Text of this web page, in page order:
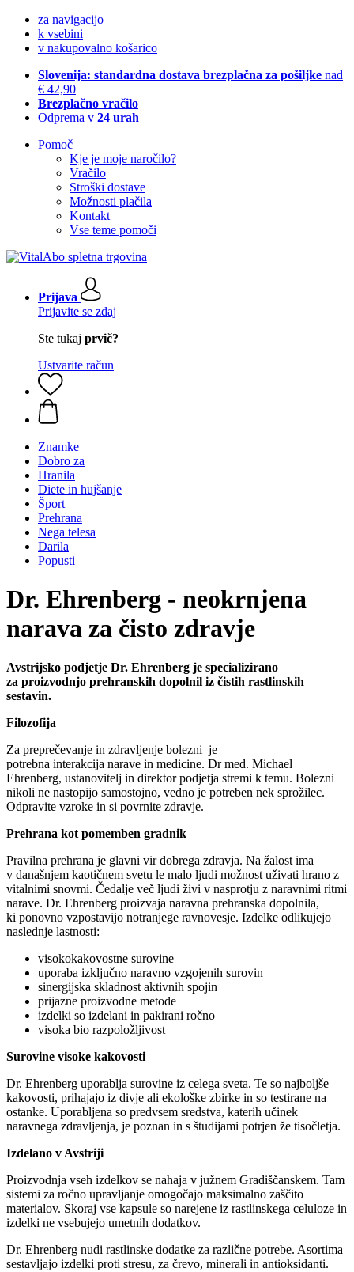
za navigacijo
k vsebini
v nakupovalno košarico
Slovenija: standardna dostava brezplačna za pošiljke nad
€ 42,90
Brezplačno vračilo
Odprema v 24 urah
Pomoč
Kje je moje naročilo?
Vračilo
Stroški dostave
Možnosti plačila
Kontakt
Vse teme pomoči
Prijava
Prijavite se zdaj
Ste tukaj prvič?
Ustvarite račun
Znamke
Dobro za
Hranila
Diete in hujšanje
Šport
Prehrana
Nega telesa
Darila
Popusti
Dr. Ehrenberg - neokrnjena
narava za čisto zdravje
Avstrijsko podjetje Dr. Ehrenberg je specializirano
za proizvodnjo prehranskih dopolnil iz čistih rastlinskih
sestavin.
Filozofija
Za preprečevanje in zdravljenje bolezni je
potrebna interakcija narave in medicine. Dr med. Michael
Ehrenberg, ustanovitelj in direktor podjetja stremi k temu. Bolezni
nikoli ne nastopijo samostojno, vedno je potreben nek sprožilec.
Odpravite vzroke in si povrnite zdravje.
Prehrana kot pomemben gradnik
Pravilna prehrana je glavni vir dobrega zdravja. Na žalost ima
v današnjem kaotičnem svetu le malo ljudi možnost uživati hrano z
vitalnimi snovmi. Čedalje več ljudi živi v nasprotju z naravnimi ritmi
narave. Dr. Ehrenberg proizvaja naravna prehranska dopolnila,
ki ponovno vzpostavijo notranjege ravnovesje. Izdelke odlikujejo
naslednje lastnosti:
visokokakovostne surovine
uporaba izključno naravno vzgojenih surovin
sinergijska skladnost aktivnih spojin
prijazne proizvodne metode
izdelki so izdelani in pakirani ročno
visoka bio razpoložljivost
Surovine visoke kakovosti
Dr. Ehrenberg uporablja surovine iz celega sveta. Te so najboljše
kakovosti, prihajajo iz divje ali ekološke zbirke in so testirane na
ostanke. Uporabljena so predvsem sredstva, katerih učinek
naravnega zdravljenja, je poznan in s študijami potrjen že tisočletja.
Izdelano v Avstriji
Proizvodnja vseh izdelkov se nahaja v južnem Gradiščanskem. Tam
sistemi za ročno upravljanje omogočajo maksimalno zaščito
materialov. Skoraj vse kapsule so narejene iz rastlinskega celuloze in
izdelki ne vsebujejo umetnih dodatkov.
Dr. Ehrenberg nudi rastlinske dodatke za različne potrebe. Asortima
sestavljajo izdelki proti stresu, za črevo, minerali in antioksidanti.